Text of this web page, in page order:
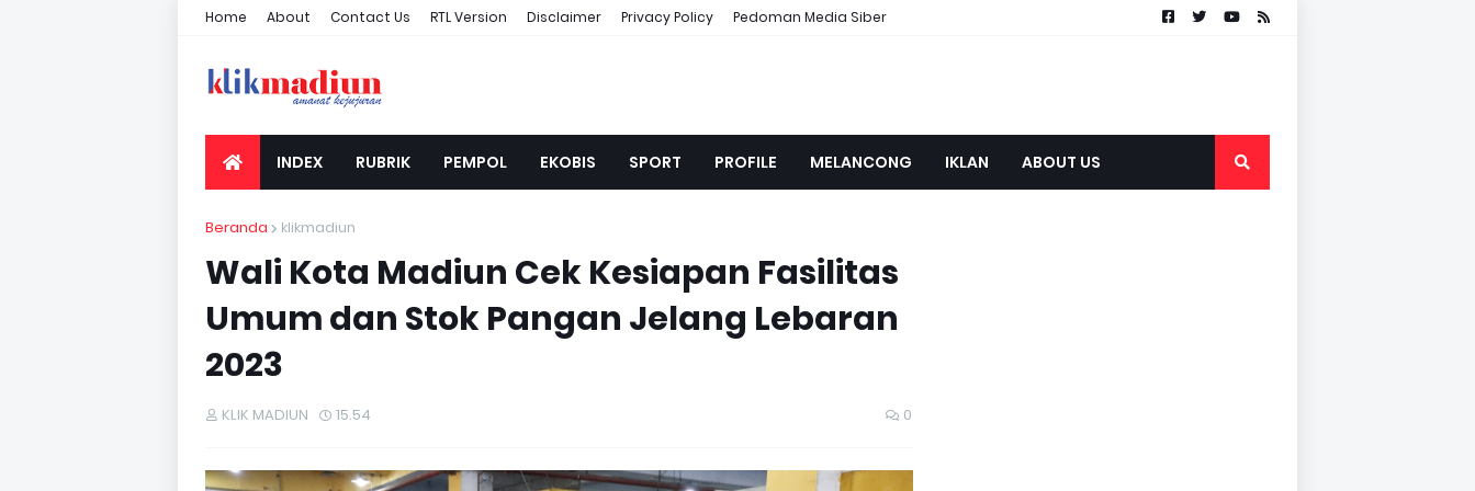
Home About Contact Us RTL Version Disclaimer Privacy Policy Pedoman Media Siber
INDEX RUBRIK PEMPOL EKOBIS SPORT PROFILE MELANCONG IKLAN ABOUT US
Beranda klikmadiun
Wali Kota Madiun Cek Kesiapan Fasilitas
Umum dan Stok Pangan Jelang Lebaran
2023
KLIK MADIUN 15.54 0